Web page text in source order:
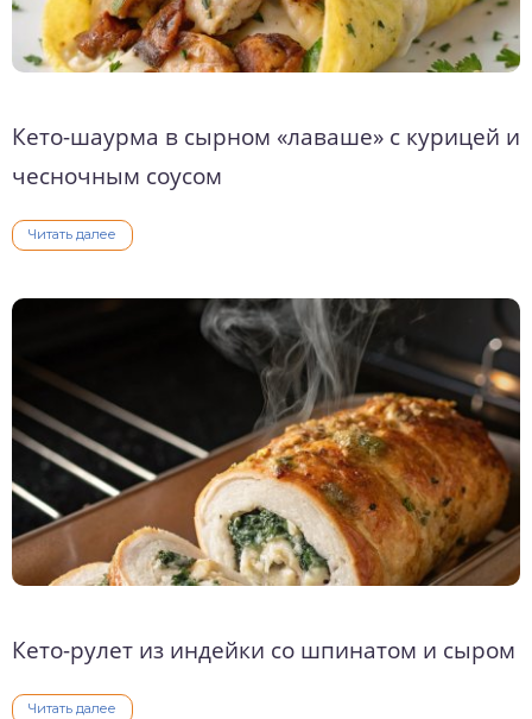
Кето-шаурма в сырном «лаваше» с курицей и
чесночным соусом
Читать далее
Кето-рулет из индейки со шпинатом и сыром
Читать далее